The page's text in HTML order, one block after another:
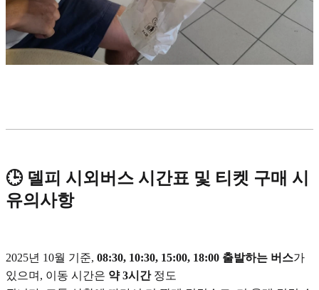
🕒 델피 시외버스 시간표 및 티켓 구매 시
유의사항
2025년 10월 기준, 08:30, 10:30, 15:00, 18:00 출발하는 버스가
있으며, 이동 시간은 약 3시간정도